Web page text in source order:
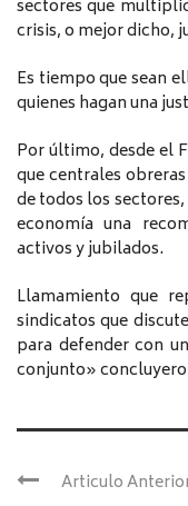
sectores que
crisis, o mejor dicho,
Es tiempo que sean
quienes hagan una
Por último, desde el
que centrales
de todos los
economía una
activos y jubilados.
Llamamiento que
sindicatos que
para defender con
conjunto»
Articulo